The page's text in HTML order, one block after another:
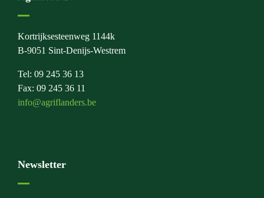
Kortrijksesteenweg 1144k
B-9051 Sint-Denijs-Westrem
Tel: 09 245 36 13
Fax: 09 245 36 11
info@agriflanders.be
Newsletter